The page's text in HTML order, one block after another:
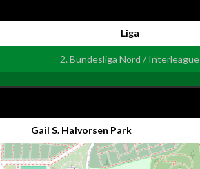
Liga
2. Bundesliga Nord / Interleague
Gail S. Halvorsen Park